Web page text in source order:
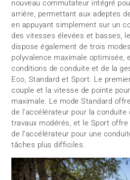
nouveau commutateur intégré
arrière, permettant aux adeptes
en appuyant simplement sur un
des vitesses élevées et basses,
dispose également de trois
polyvalence maximale optimisée,
conditions de conduite et de la
Eco, Standard et Sport. Le
couple et la vitesse de pointe
maximale. Le mode Standard
de l’accélérateur pour la conduite
travaux modérés, et le Sport
de l’accélérateur pour une
tâches plus difficiles.